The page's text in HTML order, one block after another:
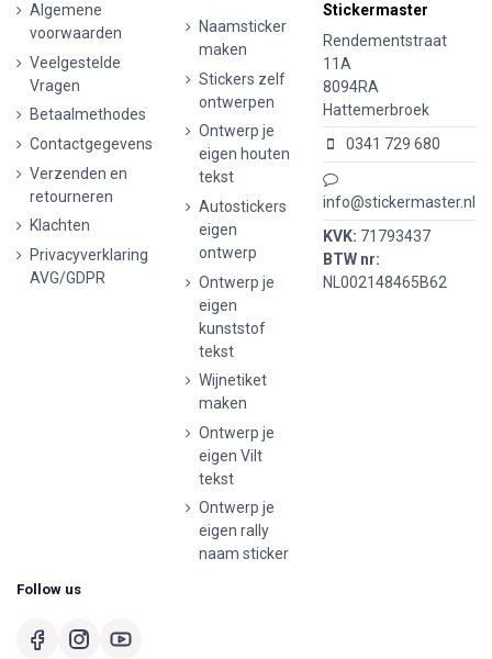
Algemene
voorwaarden
Veelgestelde
Vragen
Betaalmethodes
Contactgegevens
Verzenden en
retourneren
Klachten
Privacyverklaring
AVG/GDPR
Naamsticker
maken
Stickers zelf
ontwerpen
Ontwerp je
eigen houten
tekst
Autostickers
eigen
ontwerp
Ontwerp je
eigen
kunststof
tekst
Wijnetiket
maken
Ontwerp je
eigen Vilt
tekst
Ontwerp je
eigen rally
naam sticker
Stickermaster
Rendementstraat
11A
8094RA
Hattemerbroek
0341 729 680
info@stickermaster.nl
KVK: 71793437
BTW nr:
NL002148465B62
Follow us